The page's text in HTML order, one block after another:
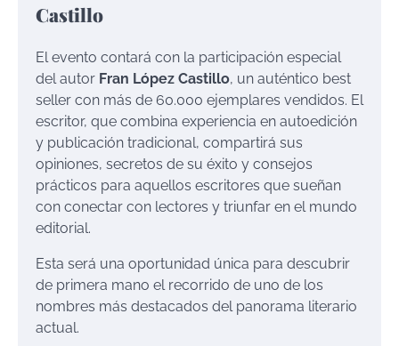
Castillo
El evento contará con la participación especial
del autor Fran López Castillo, un auténtico best
seller con más de 60.000 ejemplares vendidos. El
escritor, que combina experiencia en autoedición
y publicación tradicional, compartirá sus
opiniones, secretos de su éxito y consejos
prácticos para aquellos escritores que sueñan
con conectar con lectores y triunfar en el mundo
editorial.
Esta será una oportunidad única para descubrir
de primera mano el recorrido de uno de los
nombres más destacados del panorama literario
actual.